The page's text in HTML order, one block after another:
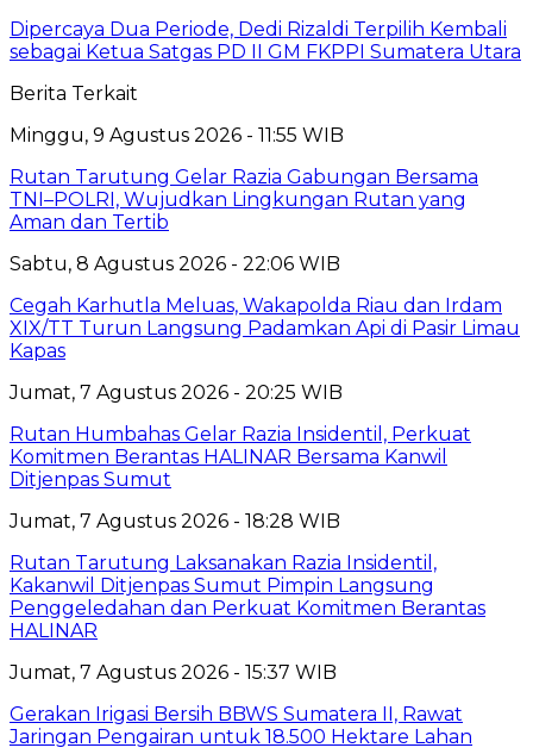
Dipercaya Dua Periode, Dedi Rizaldi Terpilih Kembali
sebagai Ketua Satgas PD II GM FKPPI Sumatera Utara
Berita Terkait
Minggu, 9 Agustus 2026 - 11:55 WIB
Rutan Tarutung Gelar Razia Gabungan Bersama
TNI–POLRI, Wujudkan Lingkungan Rutan yang
Aman dan Tertib
Sabtu, 8 Agustus 2026 - 22:06 WIB
Cegah Karhutla Meluas, Wakapolda Riau dan Irdam
XIX/TT Turun Langsung Padamkan Api di Pasir Limau
Kapas
Jumat, 7 Agustus 2026 - 20:25 WIB
Rutan Humbahas Gelar Razia Insidentil, Perkuat
Komitmen Berantas HALINAR Bersama Kanwil
Ditjenpas Sumut
Jumat, 7 Agustus 2026 - 18:28 WIB
Rutan Tarutung Laksanakan Razia Insidentil,
Kakanwil Ditjenpas Sumut Pimpin Langsung
Penggeledahan dan Perkuat Komitmen Berantas
HALINAR
Jumat, 7 Agustus 2026 - 15:37 WIB
Gerakan Irigasi Bersih BBWS Sumatera II, Rawat
Jaringan Pengairan untuk 18.500 Hektare Lahan